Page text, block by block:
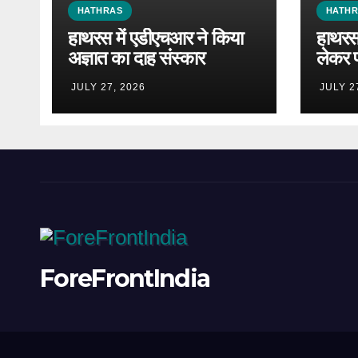
HATHRAS
हाथरस में एडीएचआर ने किया
अज्ञात का दाह संस्कार
JULY 27, 2026
लेकर
JULY
ForeFrontIndia